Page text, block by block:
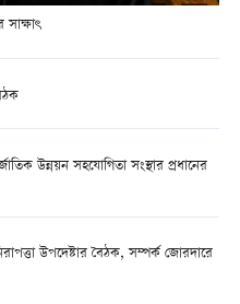
সাক্ষাৎ
উন্নয়ন সহযোগিতা সংস্থার প্রধানের
উপদেষ্টার বৈঠক, সম্পর্ক জোরদারে